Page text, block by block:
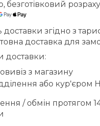
безготівковий
доставки згідно з
доставка для
доставки:
з магазину
або кур'єром
/ обмін протягом